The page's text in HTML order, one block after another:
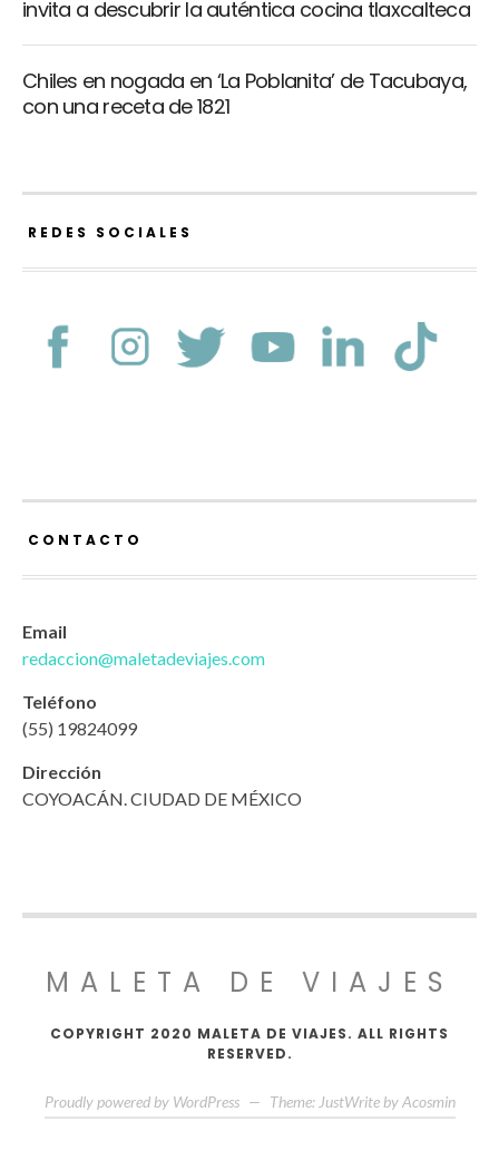
invita a descubrir la auténtica cocina tlaxcalteca
Chiles en nogada en ‘La Poblanita’ de Tacubaya,
con una receta de 1821
REDES SOCIALES
CONTACTO
Email
redaccion@maletadeviajes.com
Teléfono
(55) 19824099
Dirección
COYOACÁN. CIUDAD DE MÉXICO
MALETA DE VIAJES
COPYRIGHT 2020 MALETA DE VIAJES. ALL RIGHTS
RESERVED.
Proudly powered by WordPress — Theme: JustWrite by Acosmin